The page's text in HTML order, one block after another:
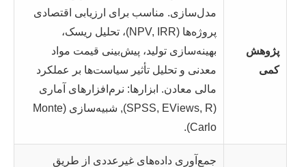
پژوهش
کمی
مدل‌سازی. مناسب برای ارزیابی اقتصادی
پروژه‌ها (NPV, IRR)، تحلیل ریسک،
بهینه‌سازی تولید، پیش‌بینی قیمت مواد
معدنی و تحلیل تأثیر سیاست‌ها بر عملکرد
مالی معادن. ابزارها: نرم‌افزارهای آماری
(SPSS, EViews, R), شبیه‌سازی (Monte
Carlo).
جمع‌آوری داده‌های غیرعددی از طریق